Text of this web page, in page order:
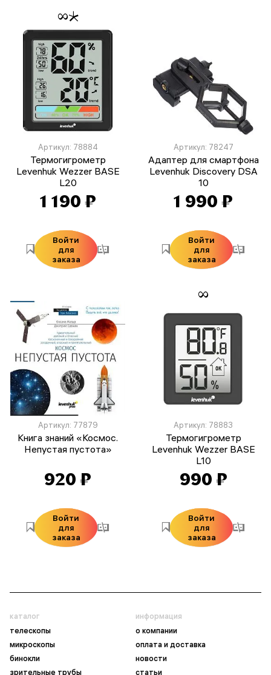
Артикул: 78884
Термогигрометр
Levenhuk Wezzer BASE
L20
1 190 ₽
Войти
для
заказа
Артикул: 78247
Адаптер для смартфона
Levenhuk Discovery DSA
10
1 990 ₽
Войти
для
заказа
Артикул: 77879
Книга знаний «Космос.
Непустая пустота»
920 ₽
Войти
для
заказа
Артикул: 78883
Термогигрометр
Levenhuk Wezzer BASE
L10
990 ₽
Войти
для
заказа
каталог
телескопы
микроскопы
бинокли
зрительные трубы
информация
о компании
оплата и доставка
новости
статьи